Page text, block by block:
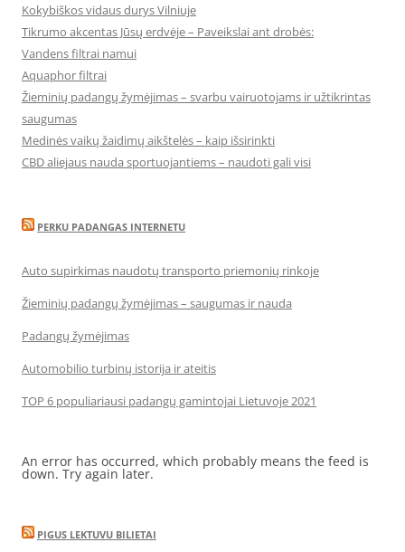
Kokybiškos vidaus durys Vilniuje
Tikrumo akcentas Jūsų erdvėje – Paveikslai ant drobės:
Vandens filtrai namui
Aquaphor filtrai
Žieminių padangų žymėjimas – svarbu vairuotojams ir užtikrintas
saugumas
Medinės vaikų žaidimų aikštelės – kaip išsirinkti
CBD aliejaus nauda sportuojantiems – naudoti gali visi
PERKU PADANGAS INTERNETU
Auto supirkimas naudotų transporto priemonių rinkoje
Žieminių padangų žymėjimas – saugumas ir nauda
Padangų žymėjimas
Automobilio turbinų istorija ir ateitis
TOP 6 populiariausi padangų gamintojai Lietuvoje 2021
An error has occurred, which probably means the feed is
down. Try again later.
PIGUS LEKTUVU BILIETAI